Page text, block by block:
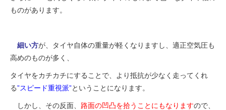
ものがあります。
細い方が、
タイヤ自体の重量が軽くなりますし、適正空気圧も
高めのものが多く、
タイヤをカチカチにすることで、より抵抗が少なく走ってくれ
る”スピード重視派”ということになります。
しかし、その反面、 路面の凹凸を拾うことにもなりますので